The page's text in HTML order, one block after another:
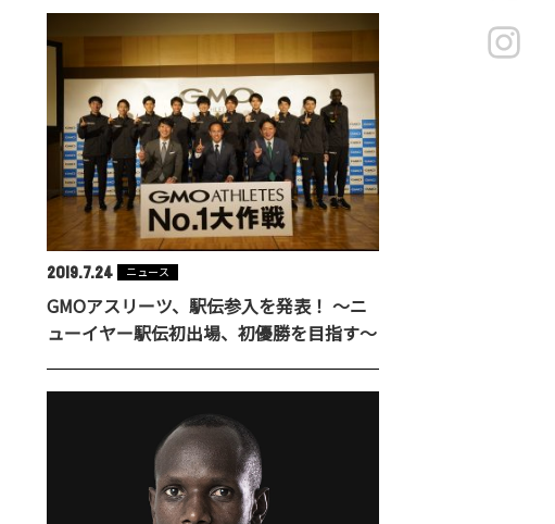
2019.7.24 ニュース
GMOアスリーツ、駅伝参入を発表！ ～ニ
ューイヤー駅伝初出場、初優勝を目指す～